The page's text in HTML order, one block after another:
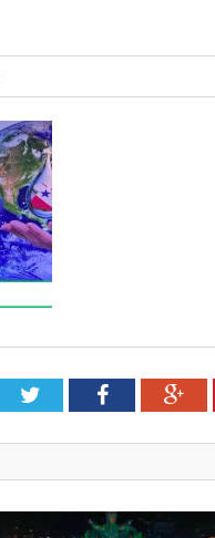
TwitterFacebook